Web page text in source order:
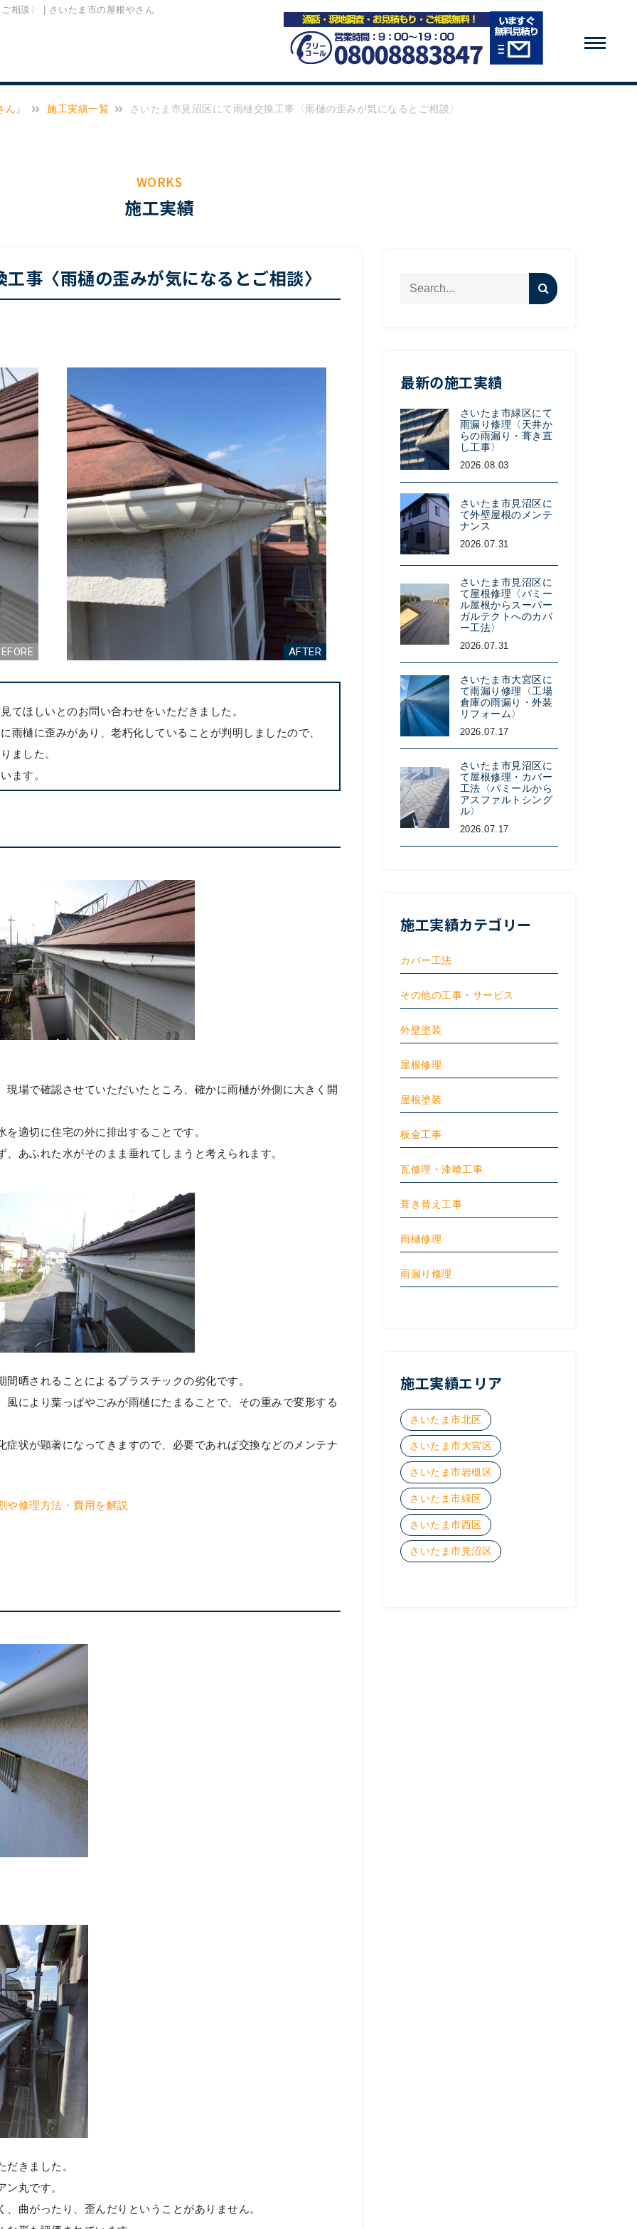
相談〉 | さいたま市の屋根やさん
』 施工実績一覧 さいたま市見沼区にて雨樋交換工事〈雨樋の歪みが気になるとご相談〉
WORKS
施工実績
事〈雨樋の歪みが気になるとご相談〉
てほしいとのお問い合わせをいただきました。
雨樋に歪みがあり、老朽化していることが判明しましたので、
ました。
ます。
場で確認させていただいたところ、確かに雨樋が外側に大きく開
適切に住宅の外に排出することです。
あふれた水がそのまま垂れてしまうと考えられます。
晒されることによるプラスチックの劣化です。
により葉っぱやごみが雨樋にたまることで、その重みで変形する
状が顕著になってきますので、必要であれば交換などのメンテナ
や修理方法・費用を解説
きました。
丸です。
曲がったり、歪んだりということがありません。
最新の施工実績
さいたま市緑区にて
雨漏り修理〈天井か
らの雨漏り・葺き直
し工事〉
2026.08.03
さいたま市見沼区に
て外壁屋根のメンテ
ナンス
2026.07.31
さいたま市見沼区に
て屋根修理〈パミー
ル屋根からスーパー
ガルテクトへのカバ
ー工法〉
2026.07.31
さいたま市大宮区に
て雨漏り修理〈工場
倉庫の雨漏り・外装
リフォーム〉
2026.07.17
さいたま市見沼区に
て屋根修理・カバー
工法〈パミールから
アスファルトシング
ル〉
2026.07.17
施工実績カテゴリー
カバー工法
その他の工事・サービス
外壁塗装
屋根修理
屋根塗装
板金工事
瓦修理・漆喰工事
葺き替え工事
雨樋修理
雨漏り修理
施工実績エリア
さいたま市北区
さいたま市大宮区
さいたま市岩槻区
さいたま市緑区
さいたま市西区
さいたま市見沼区